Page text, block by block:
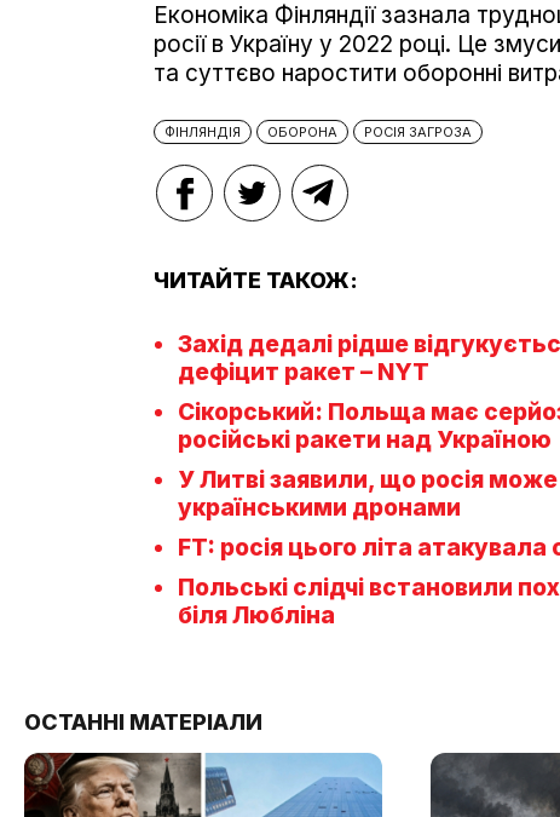
Економіка Фінляндії зазнала
росії в Україну у 2022 році. Це
та суттєво наростити оборонні
ФІНЛЯНДІЯ ОБОРОНА РОСІЯ ЗАГРОЗА
ЧИТАЙТЕ ТАКОЖ:
Захід дедалі рідше
дефіцит ракет – NYT
Сікорський: Польща має
російські ракети над Україною
У Литві заявили, що росія
українськими дронами
FT: росія цього літа
Польські слідчі встановили
біля Любліна
ОСТАННІ МАТЕРІАЛИ